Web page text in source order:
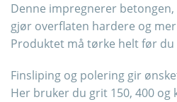
Denne impregnerer
gjør overflaten hardere og
Produktet må tørke helt før
Finsliping og polering gir
Her bruker du grit 150, 400 og